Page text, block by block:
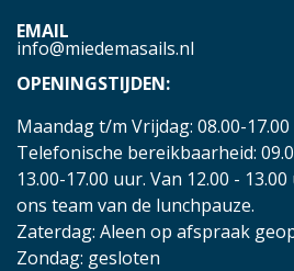
EMAIL
info@miedemasails.nl
OPENINGSTIJDEN:
Maandag t/m Vrijdag: 08.00-
Telefonische bereikbaarheid:
13.00-17.00 uur. Van 12.00 -
ons team van de lunchpauze.
Zaterdag: Aleen op afspraak
Zondag: gesloten